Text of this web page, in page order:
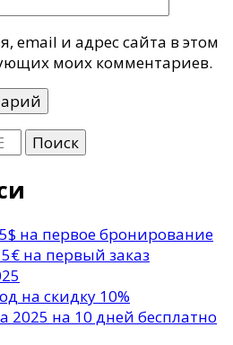
email и адрес сайта в этом
моих комментариев.
на первое бронирование
на первый заказ
на скидку 10%
2025 на 10 дней бесплатно